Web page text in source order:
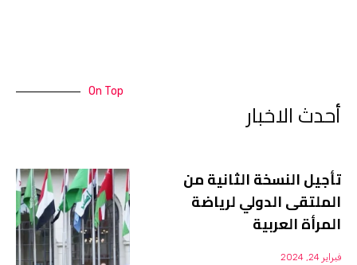
On Top
أحدث الاخبار
تأجيل النسخة الثانية من
الملتقى الدولي لرياضة
المرأة العربية
فبراير 24, 2024